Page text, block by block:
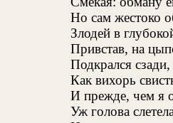
Но сам жестоко
Злодей в
Привстав, на
Подкрался
Как вихорь
И прежде, чем я
Уж голова